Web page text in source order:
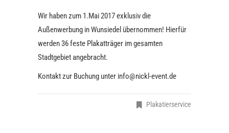
Wir haben zum 1.Mai 2017 exklusiv die
Außenwerbung in Wunsiedel übernommen! Hierfür
werden 36 feste Plakatträger im gesamten
Stadtgebiet angebracht.
Kontakt zur Buchung unter info@nickl-event.de
Plakatierservice